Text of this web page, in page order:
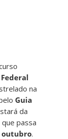
na
Guia
da
que passa
outubro.